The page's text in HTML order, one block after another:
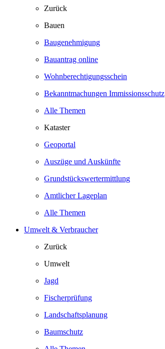
Zurück
Bauen
Baugenehmigung
Bauantrag online
Wohnberechtigungsschein
Bekanntmachungen Immissionsschutz
Alle Themen
Kataster
Geoportal
Auszüge und Auskünfte
Grundstückswertermittlung
Amtlicher Lageplan
Alle Themen
Umwelt & Verbraucher
Zurück
Umwelt
Jagd
Fischerprüfung
Landschaftsplanung
Baumschutz